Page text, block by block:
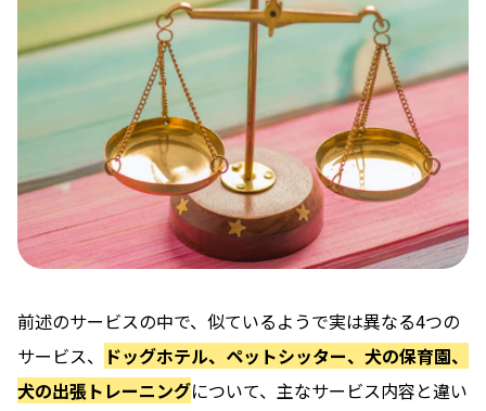
前述のサービスの中で、似ているようで実は異なる4つの
サービス、 ドッグホテル、ペットシッター、犬の保育園、
犬の出張トレーニングについて、主なサービス内容と違い